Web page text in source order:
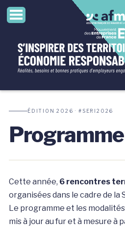
ÉDITION 2026 · #SERI2026
Programme
Cette année, 6 rencontres
organisées dans le cadre de la
Le programme et les
mis à jour au fur et à mesure à